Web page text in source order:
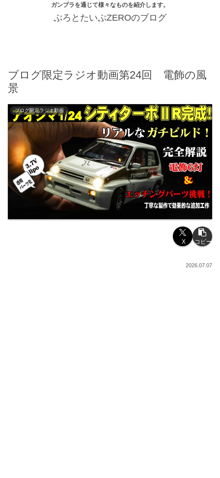
ガンプラを通じて様々なものを紹介します。
ぷろとたいぷZEROのブログ
ブログ限定ラジオ動画第24回 電飾の風
景
ブログ限定ラジオ動画
X コピー
2026.07.07